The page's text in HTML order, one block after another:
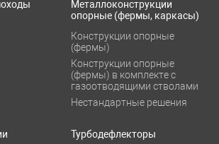
Металлоконструкции
опорные (фермы, каркасы)
Конструкции опорные
(фермы)
Конструкции опорные
(фермы) в комплекте с
газоотводящими стволами
Нестандартные решения
Турбодефлекторы